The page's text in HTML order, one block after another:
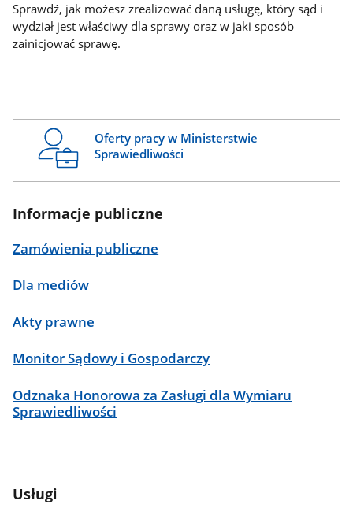
Sprawdź, jak możesz zrealizować daną usługę, który sąd i
wydział jest właściwy dla sprawy oraz w jaki sposób
zainicjować sprawę.
Oferty pracy w Ministerstwie
Sprawiedliwości
Informacje publiczne
Zamówienia publiczne
Dla mediów
Akty prawne
Monitor Sądowy i Gospodarczy
Odznaka Honorowa za Zasługi dla Wymiaru
Sprawiedliwości
Usługi